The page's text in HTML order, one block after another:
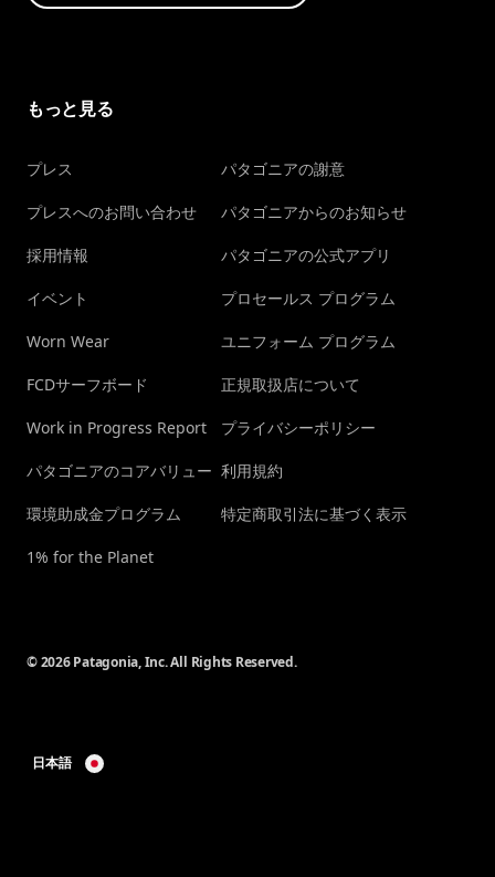
もっと見る
プレス
プレスへのお問い合わせ
採用情報
イベント
Worn Wear
FCDサーフボード
Work in Progress Report
パタゴニアのコアバリュー
環境助成金プログラム
1% for the Planet
パタゴニアの謝意
パタゴニアからのお知らせ
パタゴニアの公式アプリ
プロセールス プログラム
ユニフォーム プログラム
正規取扱店について
プライバシーポリシー
利用規約
特定商取引法に基づく表示
© 2026 Patagonia, Inc. All Rights Reserved.
日本語